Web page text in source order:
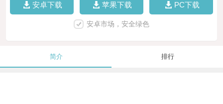
安卓下载 苹果下载 PC下载
安卓市场，安全绿色
简介 排行